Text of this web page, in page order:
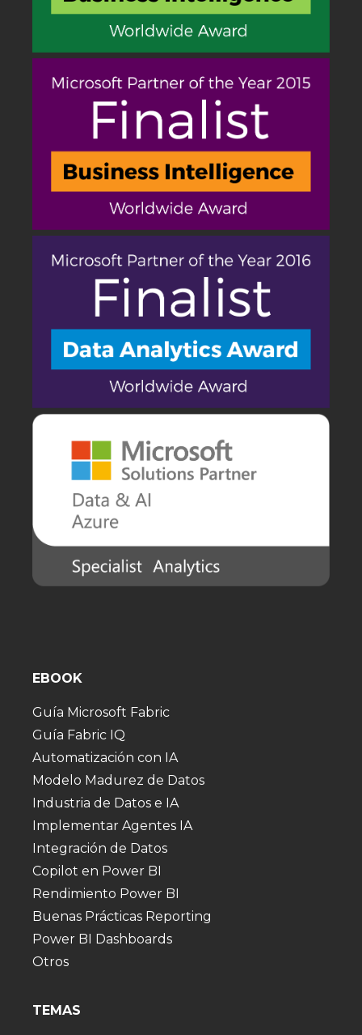
EBOOK
Guía Microsoft Fabric
Guía Fabric IQ
Automatización con IA
Modelo Madurez de Datos
Industria de Datos e IA
Implementar Agentes IA
Integración de Datos
Copilot en Power BI
Rendimiento Power BI
Buenas Prácticas Reporting
Power BI Dashboards
Otros
TEMAS